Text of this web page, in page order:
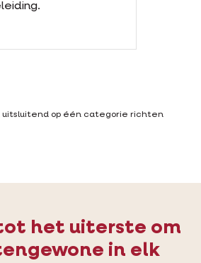
uitsluitend op één categorie richten
het uiterste om
in elk